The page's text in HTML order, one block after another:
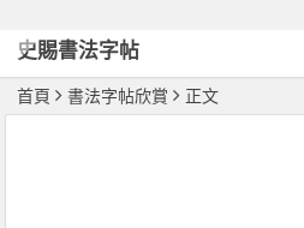
史賜書法字帖
首頁 書法字帖欣賞 正文